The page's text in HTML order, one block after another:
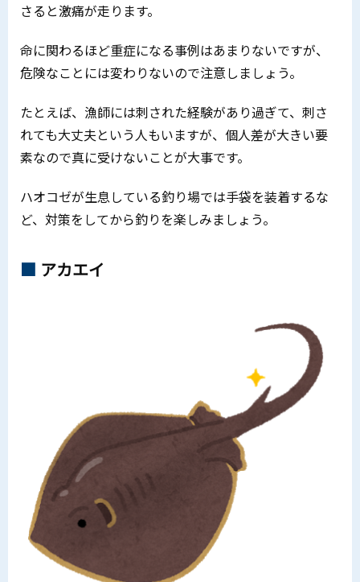
さると激痛が走ります。
命に関わるほど重症になる事例はあまりないですが、
危険なことには変わりないので注意しましょう。
たとえば、漁師には刺された経験があり過ぎて、刺さ
れても大丈夫という人もいますが、個人差が大きい要
素なので真に受けないことが大事です。
ハオコゼが生息している釣り場では手袋を装着するな
ど、対策をしてから釣りを楽しみましょう。
アカエイ